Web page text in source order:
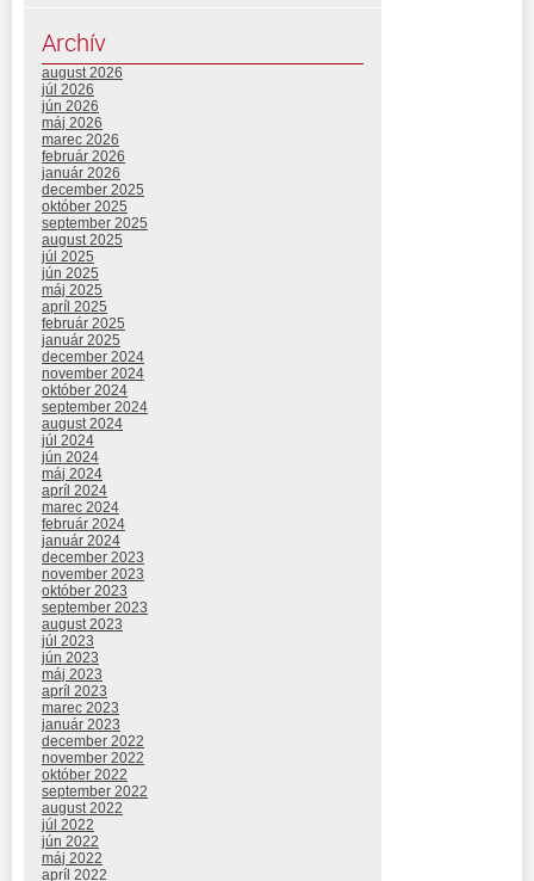
Archív
august 2026
júl 2026
jún 2026
máj 2026
marec 2026
február 2026
január 2026
december 2025
október 2025
september 2025
august 2025
júl 2025
jún 2025
máj 2025
apríl 2025
február 2025
január 2025
december 2024
november 2024
október 2024
september 2024
august 2024
júl 2024
jún 2024
máj 2024
apríl 2024
marec 2024
február 2024
január 2024
december 2023
november 2023
október 2023
september 2023
august 2023
júl 2023
jún 2023
máj 2023
apríl 2023
marec 2023
január 2023
december 2022
november 2022
október 2022
september 2022
august 2022
júl 2022
jún 2022
máj 2022
apríl 2022